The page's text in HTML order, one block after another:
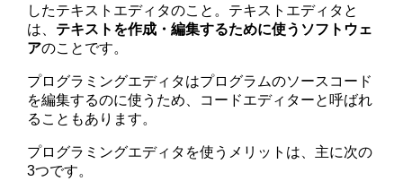
したテキストエディタのこと。テキストエディタと
は、 テキストを作成・編集するために使うソフトウェ
アのことです。
プログラミングエディタはプログラムのソースコード
を編集するのに使うため、コードエディターと呼ばれ
ることもあります。
プログラミングエディタを使うメリットは、主に次の
3つです。